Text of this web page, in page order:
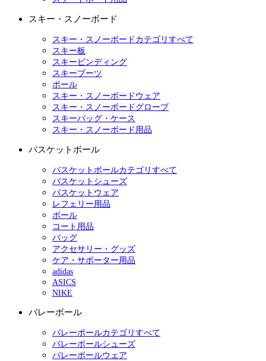
スキー・スノーボード
スキー・スノーボードカテゴリすべて
スキー板
スキービンディング
スキーブーツ
ポール
スキー・スノーボードウェア
スキー・スノーボードグローブ
スキーバッグ・ケース
スキー・スノーボード用品
バスケットボール
バスケットボールカテゴリすべて
バスケットシューズ
バスケットウェア
レフェリー用品
ボール
コート用品
バッグ
アクセサリー・グッズ
ケア・サポーター用品
adidas
ASICS
NIKE
バレーボール
バレーボールカテゴリすべて
バレーボールシューズ
バレーボールウェア